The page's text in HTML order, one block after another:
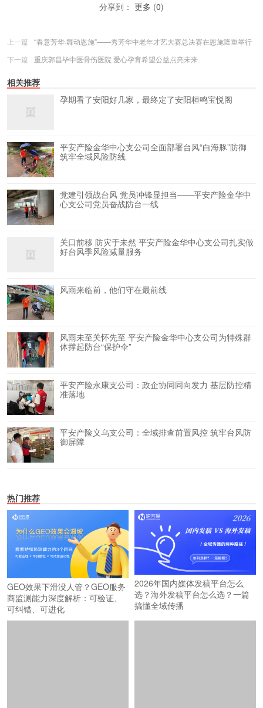
分享到： 更多 (0)
上一篇
“春意芳华·舞动恩施”——秀芳华中老年才艺大赛总决赛在恩施隆重举行
下一篇
重庆郭昌毕中医骨伤医院 爱心孕育希望公益点亮未来
相关推荐
孕期看了安阳好几家，最终定了安阳桓鸣宝悦阁
平安产险金华中心支公司全面部署台风“白海豚”防御
筑牢全域风险防线
党建引领战台风 党员冲锋显担当——平安产险金华中
心支公司党员奋战防台一线
关口前移 防灾于未然 平安产险金华中心支公司扎实做
好台风季风险减量服务
风雨来临前，他们守在最前线
风雨未至关怀先至 平安产险金华中心支公司为特殊群
体撑起防台“保护伞”
平安产险永康支公司：政企协同同向发力 基层防控精
准落地
平安产险义乌支公司：全域排查前置风控 筑牢台风防
御屏障
热门推荐
GEO效果下滑没人管？GEO服务
商监测能力深度解析：可验证、
可纠错、可进化
2026年国内媒体发稿平台怎么
选？海外发稿平台怎么选？一篇
搞懂全域传播